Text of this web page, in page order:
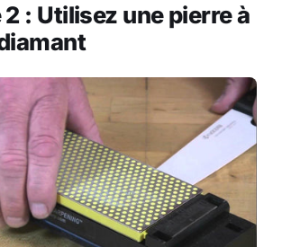
: Utilisez une pierre à